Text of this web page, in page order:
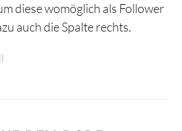
diese womöglich als Follower
auch die Spalte rechts.